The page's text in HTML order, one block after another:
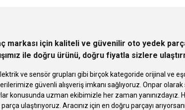
Gönder
markası için kaliteli ve güvenilir oto yedek
ile doğru ürünü, doğru fiyatla sizlere
ve sensör grupları gibi birçok kategoride orijinal ve
güvenli alışveriş imkanı sağlıyoruz. Onpar
uzman ekibimizle her zaman yanınızdayız.
ulaştırıyoruz. Aracınız için en doğru parçayı